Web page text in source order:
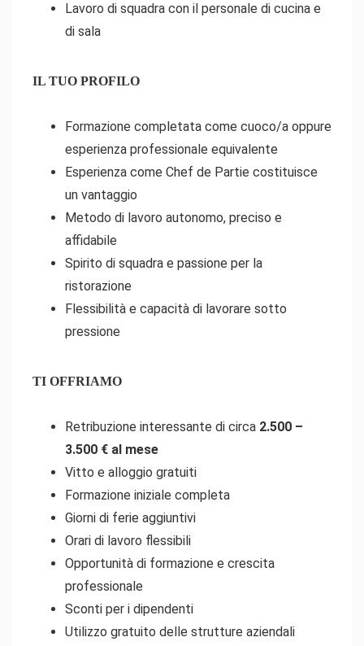
Lavoro di squadra con il personale di cucina e
di sala
IL TUO PROFILO
Formazione completata come cuoco/a oppure
esperienza professionale equivalente
Esperienza come Chef de Partie costituisce
un vantaggio
Metodo di lavoro autonomo, preciso e
affidabile
Spirito di squadra e passione per la
ristorazione
Flessibilità e capacità di lavorare sotto
pressione
TI OFFRIAMO
Retribuzione interessante di circa 2.500 –
3.500 € al mese
Vitto e alloggio gratuiti
Formazione iniziale completa
Giorni di ferie aggiuntivi
Orari di lavoro flessibili
Opportunità di formazione e crescita
professionale
Sconti per i dipendenti
Utilizzo gratuito delle strutture aziendali